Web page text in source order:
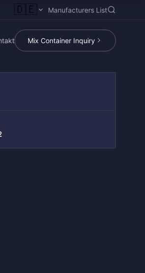
🇩🇪 Manufacturers List
Mix Container Inquiry